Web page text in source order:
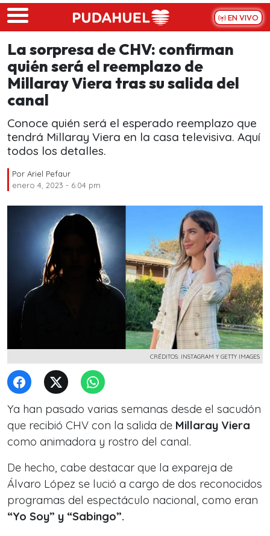
Skip to main content
EN VIVO
La sorpresa de CHV: confirman
quién será el reemplazo de
Millaray Viera tras su salida del
canal
Conoce quién será el esperado reemplazo que
tendrá Millaray Viera en la casa televisiva. Aquí
todos los detalles.
Por Ariel Pefaur
enero 4, 2023 - 6:04 pm
CRÉDITOS: INSTAGRAM Y GETTY IMAGES
Ya han pasado varias semanas desde el sacudón
que recibió CHV con la salida de Millaray Viera
como animadora y rostro del canal.
De hecho, cabe destacar que la expareja de
Álvaro López se lució a cargo de dos reconocidos
programas del espectáculo nacional, como eran
“Yo Soy” y “Sabingo”.